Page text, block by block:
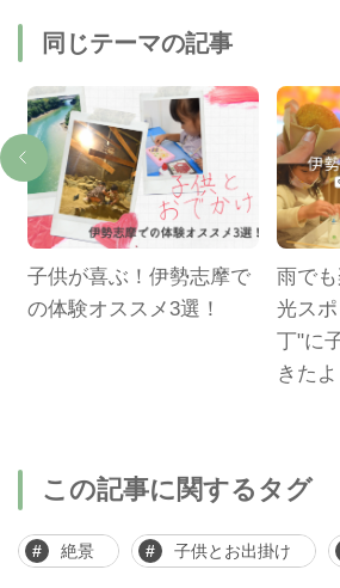
同じテーマの記事
子供が喜ぶ！伊勢志摩で
の体験オススメ3選！
雨で
光ス
丁"に
きたよ
この記事に関するタグ
絶景 子供とお出掛け